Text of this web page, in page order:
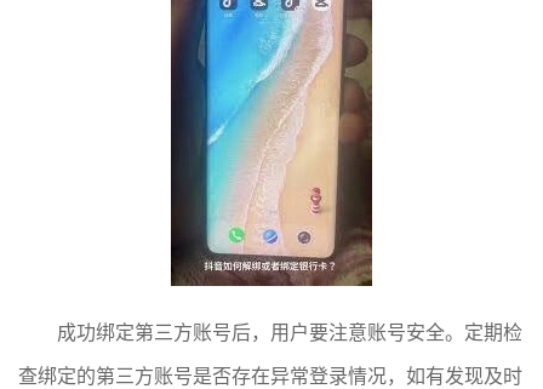
成功绑定第三方账号后，用户要注意账号安全。定期检
查绑定的第三方账号是否存在异常登录情况，如有发现及时